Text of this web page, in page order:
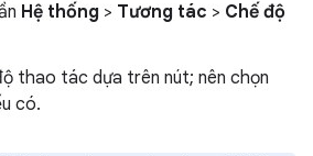
Hệ thống > Tương tác > Chế độ
thao tác dựa trên nút; nên chọn
có.